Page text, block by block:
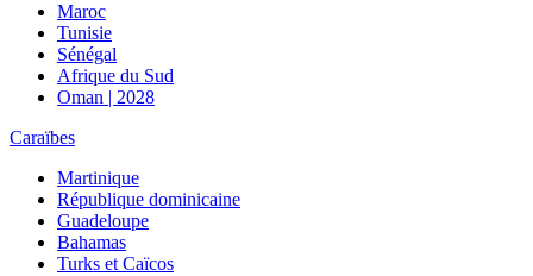
Maroc
Tunisie
Sénégal
Afrique du Sud
Oman | 2028
Caraïbes
Martinique
République dominicaine
Guadeloupe
Bahamas
Turks et Caïcos